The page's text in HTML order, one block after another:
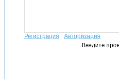
Регистрация
Авторизация
Введите